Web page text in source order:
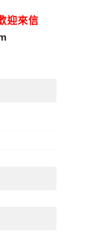
迎來信